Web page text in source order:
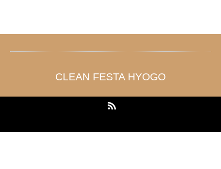
CLEAN FESTA HYOGO